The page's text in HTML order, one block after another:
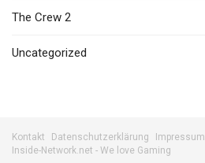
The Crew 2
Uncategorized
Kontakt Datenschutzerklärung
Impressum
Inside-Network.net - We love Gaming